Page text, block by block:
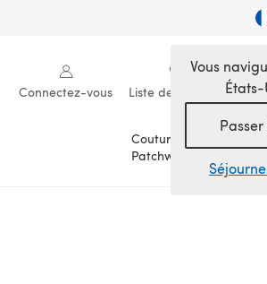
Connectez-vous Liste de souhaits Ma
Couture &
Patchwork
Vous
États-
Passer